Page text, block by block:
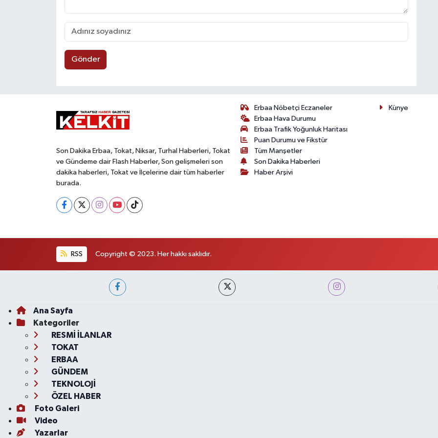
Gönder
Son Dakika Erbaa, Tokat, Niksar, Turhal Haberleri, Tokat
ve Gündeme dair Flash Haberler, Son gelişmeleri son
dakika haberleri, Tokat ve İlçelerine dair tüm haberler
burada.
Erbaa Nöbetçi Eczaneler
Erbaa Hava Durumu
Erbaa Trafik Yoğunluk Haritası
Puan Durumu ve Fikstür
Tüm Manşetler
Son Dakika Haberleri
Haber Arşivi
Künye
RSS Copyright © 2023. Her hakkı saklıdır.
Ana Sayfa
Kategoriler
RESMİ İLANLAR
TOKAT
ERBAA
GÜNDEM
TEKNOLOJİ
ÖZEL HABER
Foto Galeri
Video
Yazarlar